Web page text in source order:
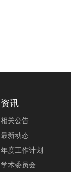
资讯
相关公告
最新动态
年度工作计划
学术委员会